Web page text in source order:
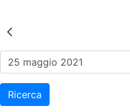
Risultati
Ricerca